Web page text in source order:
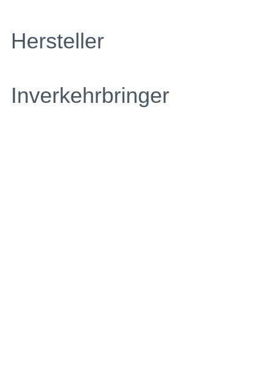
Hersteller
Inverkehrbringer